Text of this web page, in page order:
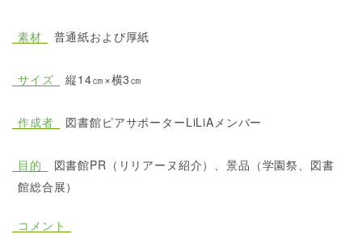
素材 普通紙および厚紙
サイズ 縦14㎝×横3㎝
作成者 図書館ピアサポーターLiLiAメンバー
目的 図書館PR（リリアーヌ紹介）、景品（学園祭、図書
館総合展）
コメント